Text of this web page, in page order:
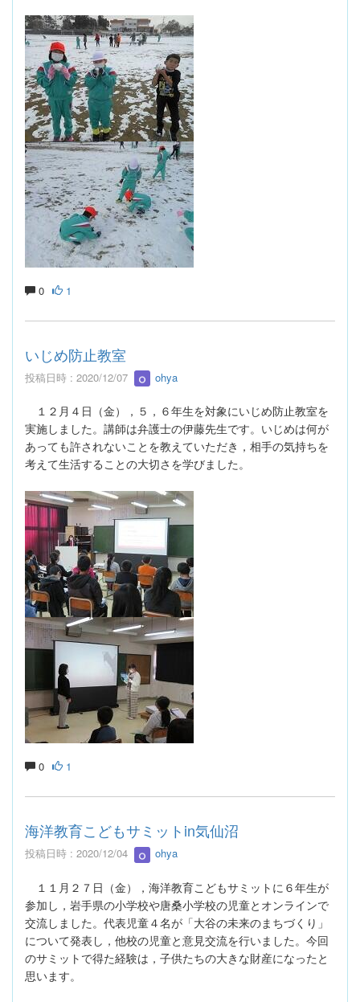
0 1
いじめ防止教室
投稿日時 : 2020/12/07 ohya
１２月４日（金），５，６年生を対象にいじめ防止教室を
実施しました。講師は弁護士の伊藤先生です。いじめは何が
あっても許されないことを教えていただき，相手の気持ちを
考えて生活することの大切さを学びました。
0 1
海洋教育こどもサミットin気仙沼
投稿日時 : 2020/12/04 ohya
１１月２７日（金），海洋教育こどもサミットに６年生が
参加し，岩手県の小学校や唐桑小学校の児童とオンラインで
交流しました。代表児童４名が「大谷の未来のまちづくり」
について発表し，他校の児童と意見交流を行いました。今回
のサミットで得た経験は，子供たちの大きな財産になったと
思います。